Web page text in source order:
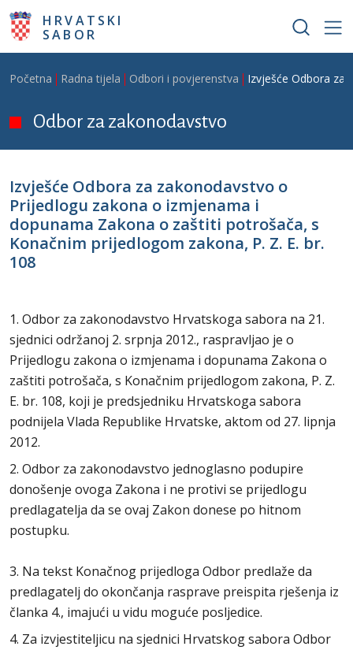
Skoči na glavni sadržaj
HRVATSKI
SABOR
Breadcrumb
Početna Radna tijela Odbori i povjerenstva Izvješće Odbora za
Odbor za zakonodavstvo
Izvješće Odbora za zakonodavstvo o
Prijedlogu zakona o izmjenama i
dopunama Zakona o zaštiti potrošača, s
Konačnim prijedlogom zakona, P. Z. E. br.
108
1. Odbor za zakonodavstvo Hrvatskoga sabora na 21.
sjednici održanoj 2. srpnja 2012., raspravljao je o
Prijedlogu zakona o izmjenama i dopunama Zakona o
zaštiti potrošača, s Konačnim prijedlogom zakona, P. Z.
E. br. 108, koji je predsjedniku Hrvatskoga sabora
podnijela Vlada Republike Hrvatske, aktom od 27. lipnja
2012.
2. Odbor za zakonodavstvo jednoglasno podupire
donošenje ovoga Zakona i ne protivi se prijedlogu
predlagatelja da se ovaj Zakon donese po hitnom
postupku.
3. Na tekst Konačnog prijedloga Odbor predlaže da
predlagatelj do okončanja rasprave preispita rješenja iz
članka 4., imajući u vidu moguće posljedice.
4. Za izvjestiteljicu na sjednici Hrvatskog sabora Odbor